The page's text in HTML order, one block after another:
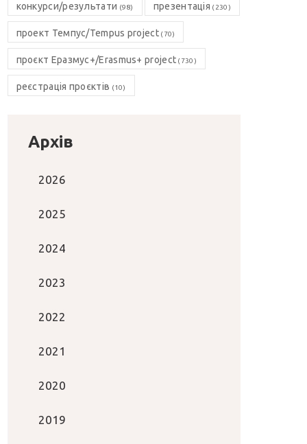
конкурси/результати (98) презентація (230)
проект Темпус/Tempus project(70)
проєкт Еразмус+/Erasmus+ project (730)
реєстрація проєктів (10)
Архів
2026
2025
2024
2023
2022
2021
2020
2019